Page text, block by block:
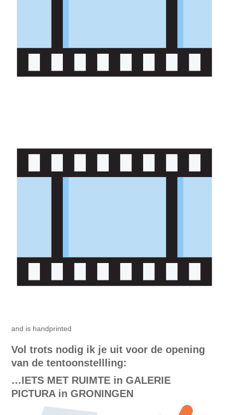
and is handprinted
Vol trots nodig ik je uit voor de opening
van de tentoonstellling:
…IETS MET RUIMTE in GALERIE
PICTURA in GRONINGEN